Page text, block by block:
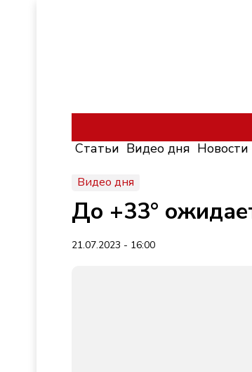
Статьи Видео дня Новости
Видео дня
До +33°
21.07.2023 - 16:00